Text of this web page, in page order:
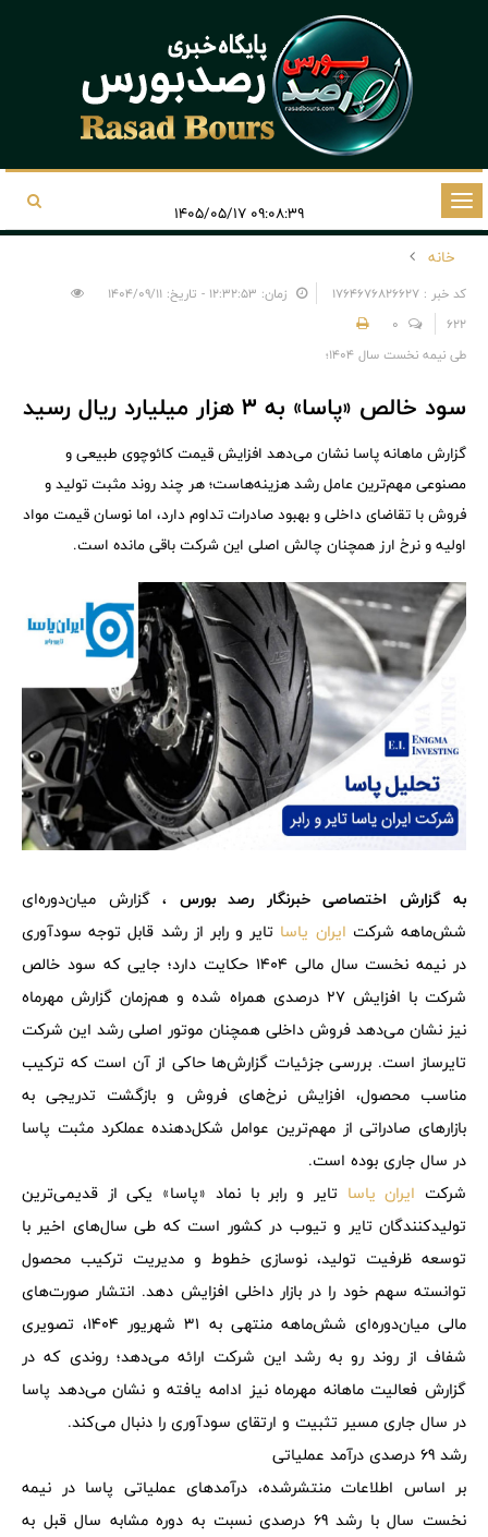
تغییر
وضعیت
ناوبری
خانه
کد خبر : 1764676826627
زمان: ۱۲:۳۲:۵۳ - تاریخ: ۱۴۰۴/۰۹/۱۱
622
0
طی نیمه نخست سال ۱۴۰۴؛
سود خالص «پاسا» به ۳ هزار میلیارد ریال رسید
گزارش ماهانه پاسا نشان می‌دهد افزایش قیمت کائوچوی طبیعی و
مصنوعی مهم‌ترین عامل رشد هزینه‌هاست؛ هر چند روند مثبت تولید و
فروش با تقاضای داخلی و بهبود صادرات تداوم دارد، اما نوسان قیمت مواد
اولیه و نرخ ارز همچنان چالش اصلی این شرکت باقی مانده است.
به گزارش اختصاصی خبرنگار رصد بورس ،گزارش میان‌دوره‌ای
شش‌ماهه شرکت ایران یاسا تایر و رابر از رشد قابل توجه سودآوری
در نیمه نخست سال مالی 1404 حکایت دارد؛ جایی که سود خالص
شرکت با افزایش 27 درصدی همراه شده و هم‌زمان گزارش مهرماه
نیز نشان می‌دهد فروش داخلی همچنان موتور اصلی رشد این شرکت
تایرساز است. بررسی جزئیات گزارش‌ها حاکی از آن است که ترکیب
مناسب محصول، افزایش نرخ‌های فروش و بازگشت تدریجی به
بازارهای صادراتی از مهم‌ترین عوامل شکل‌دهنده عملکرد مثبت پاسا
در سال جاری بوده است.
شرکت ایران یاسا تایر و رابر با نماد «پاسا» یکی از قدیمی‌ترین
تولیدکنندگان تایر و تیوب در کشور است که طی سال‌های اخیر با
توسعه ظرفیت تولید، نوسازی خطوط و مدیریت ترکیب محصول
توانسته سهم خود را در بازار داخلی افزایش دهد. انتشار صورت‌های
مالی میان‌دوره‌ای شش‌ماهه منتهی به 31 شهریور 1404، تصویری
شفاف از روند رو به رشد این شرکت ارائه می‌دهد؛ روندی که در
گزارش فعالیت ماهانه مهرماه نیز ادامه یافته و نشان می‌دهد پاسا
در سال جاری مسیر تثبیت و ارتقای سودآوری را دنبال می‌کند.
رشد 69 درصدی درآمد عملیاتی
بر اساس اطلاعات منتشرشده، درآمدهای عملیاتی پاسا در نیمه
نخست سال با رشد 69 درصدی نسبت به دوره مشابه سال قبل به